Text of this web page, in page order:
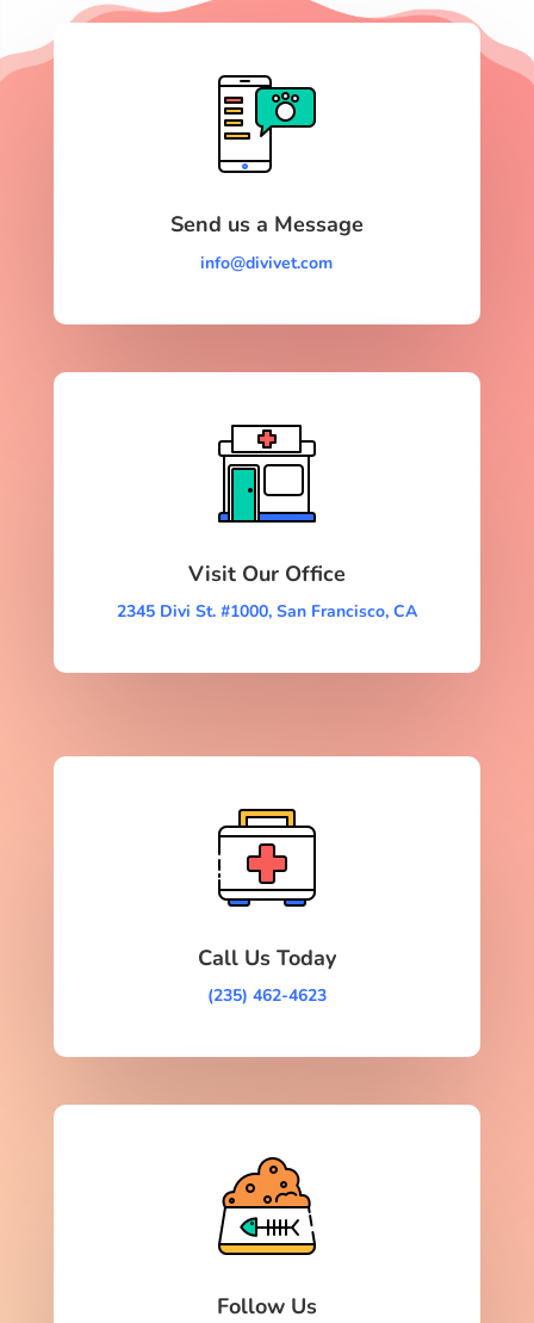
Send us a Message
info@divivet.com
Visit Our Office
2345 Divi St. #1000, San Francisco, CA
Call Us Today
(235) 462-4623
Follow Us